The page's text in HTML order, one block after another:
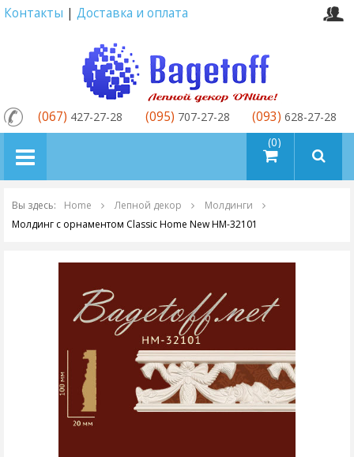
Контакты | Доставка и оплата
товаров (0)
(067) 427-27-28 (095) 707-27-28 (093) 628-27-28
Вы здесь: Home Лепной декор
Молдинги
Молдинг с орнаментом Classic Home New HM-32101